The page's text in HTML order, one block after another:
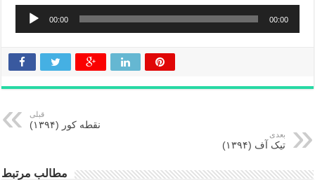
Audio
Player
00:00 00:00
قبلی
نقطه کور (۱۳۹۴)
بعدی
تیک آف (۱۳۹۴)
مطالب مرتبط